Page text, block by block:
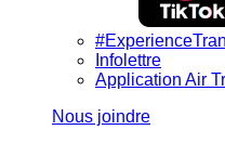
Infolettre
Application Air
Nous joindre